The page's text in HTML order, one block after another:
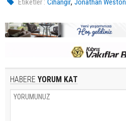
Etiketler : Cihangir Jonathan Weston
HABERE YORUM KAT